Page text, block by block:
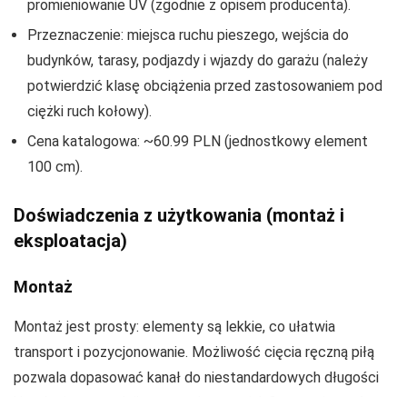
promieniowanie UV (zgodnie z opisem producenta).
Przeznaczenie: miejsca ruchu pieszego, wejścia do
budynków, tarasy, podjazdy i wjazdy do garażu (należy
potwierdzić klasę obciążenia przed zastosowaniem pod
ciężki ruch kołowy).
Cena katalogowa: ~60.99 PLN (jednostkowy element
100 cm).
Doświadczenia z użytkowania (montaż i
eksploatacja)
Montaż
Montaż jest prosty: elementy są lekkie, co ułatwia
transport i pozycjonowanie. Możliwość cięcia ręczną piłą
pozwala dopasować kanał do niestandardowych długości